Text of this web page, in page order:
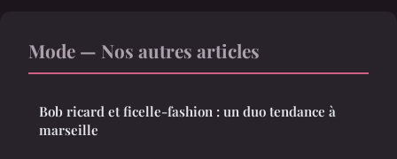
Mode — Nos autres articles
Bob ricard et ficelle-fashion : un duo tendance à
marseille